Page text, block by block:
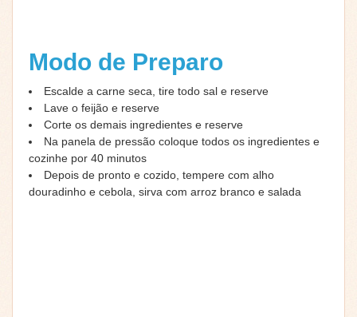
Modo de Preparo
Escalde a carne seca, tire todo sal e reserve
Lave o feijão e reserve
Corte os demais ingredientes e reserve
Na panela de pressão coloque todos os ingredientes e
cozinhe por 40 minutos
Depois de pronto e cozido, tempere com alho
douradinho e cebola, sirva com arroz branco e salada